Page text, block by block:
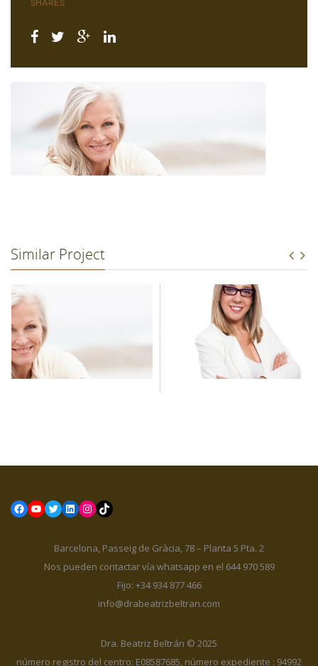
Shares
Similar Project
Facebook
YouTube
Twitter
LinkedIn
Instagram
TikTok
Barcelona, Passeig de Gràcia, 78 – Planta 5 Pta. 2
Nos pueden contactar vía whatsapp en el 644 970 589
Fijo: +34 934 877 466
info@drabeatrizbeltran.com
Dra. Beatriz Beltrán © 2025
número registro del centro: E08587685, número expediente : 94992